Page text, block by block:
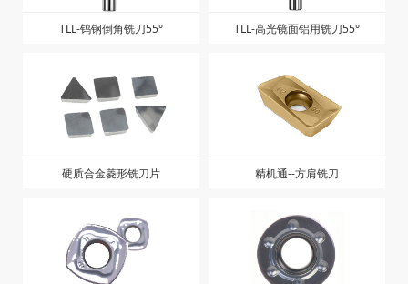
TLL-钨钢倒角铣刀55° TLL-高光镜面铝用铣刀55°
硬质合金菱形铣刀片 精机通--方肩铣刀